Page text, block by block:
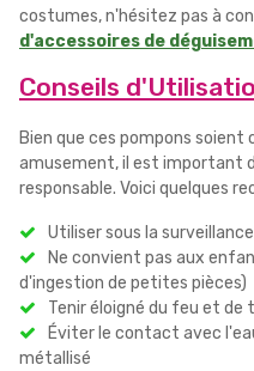
costumes, n'hésitez pas à
d'accessoires de
Conseils
Bien que ces pompons
amusement, il est important
responsable. Voici quelques
Utiliser sous la
Ne convient pas aux
d'ingestion de petites pièces)
Tenir éloigné du feu et de
Éviter le contact avec
métallisé